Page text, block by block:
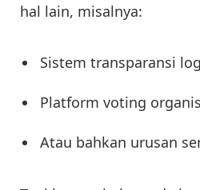
hal lain, misalnya:
Sistem transparansi
Platform voting
Atau bahkan urusan